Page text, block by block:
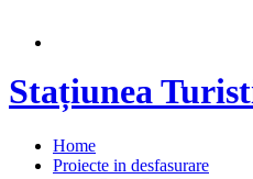
Stațiunea
Home
Proiecte in desfasurare